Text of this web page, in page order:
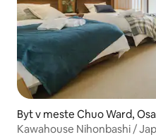
Byt v meste Chuo Ward,
Kawahouse Nihonbashi /